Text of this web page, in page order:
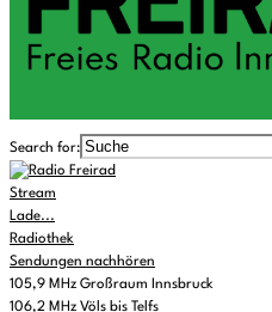
Search for:
Stream
Lade...
Radiothek
Sendungen nachhören
105,9 MHz Großraum Innsbruck
106,2 MHz Völs bis Telfs